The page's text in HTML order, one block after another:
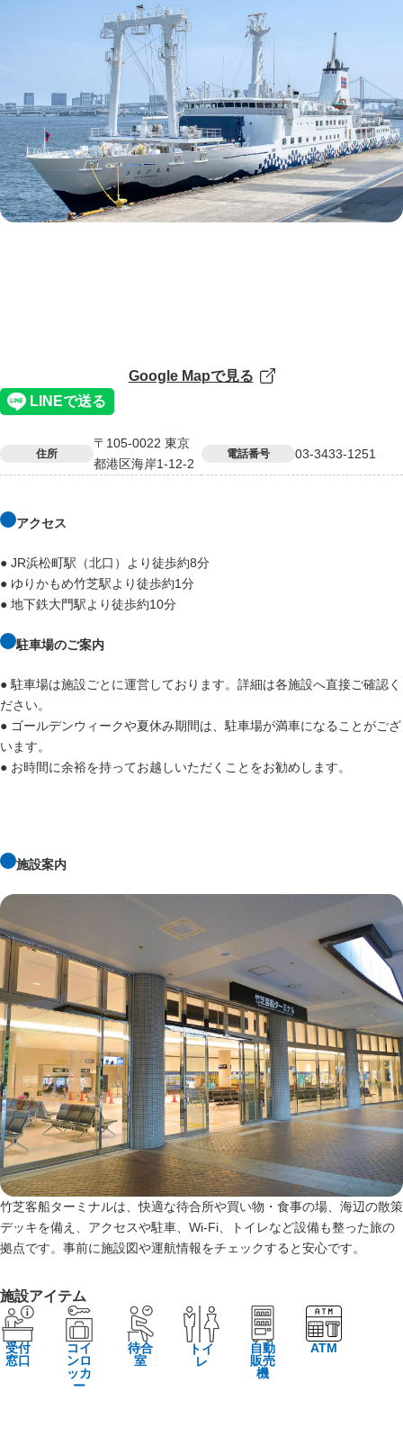
Google Mapで見る
住所
〒105-0022 東京
都港区海岸1-12-2
電話番号 03-3433-1251
アクセス
● JR浜松町駅（北口）より徒歩約8分
● ゆりかもめ竹芝駅より徒歩約1分
● 地下鉄大門駅より徒歩約10分
駐車場のご案内
● 駐車場は施設ごとに運営しております。詳細は各施設へ直接ご確認く
ださい。
● ゴールデンウィークや夏休み期間は、駐車場が満車になることがござ
います。
● お時間に余裕を持ってお越しいただくことをお勧めします。
施設案内
竹芝客船ターミナルは、快適な待合所や買い物・食事の場、海辺の散策
デッキを備え、アクセスや駐車、Wi‑Fi、トイレなど設備も整った旅の
拠点です。事前に施設図や運航情報をチェックすると安心です。
施設アイテム
受付
窓口
コイ
ンロ
ッカ
ー
待合
室
トイ
レ
自動
販売
機
ATM